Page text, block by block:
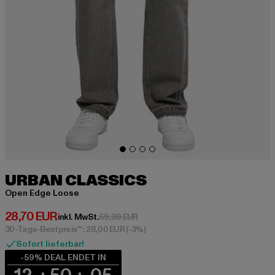
URBAN CLASSICS
Open Edge Loose
28,70 EUR
Derzeitiger Preis: 28,70 EUR
inkl. MwSt.69,99 EURAktionspreis: 69,99 EUR
30-Tage-Bestpreis**: 28,00 EUR(-3%)
Sofort lieferbar!
-59% DEAL ENDET IN